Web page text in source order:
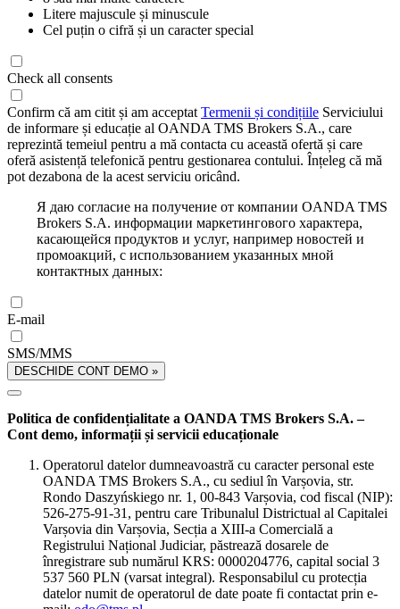
Litere majuscule și minuscule
Cel puțin o cifră și un caracter special
Check all consents
Confirm că am citit și am acceptat Termenii și condițiile Serviciului
de informare și educație al OANDA TMS Brokers S.A., care
reprezintă temeiul pentru a mă contacta cu această ofertă și care
oferă asistență telefonică pentru gestionarea contului. Înțeleg că mă
pot dezabona de la acest serviciu oricând.
Я даю согласие на получение от компании OANDA TMS
Brokers S.A. информации маркетингового характера,
касающейся продуктов и услуг, например новостей и
промоакций, с использованием указанных мной
контактных данных:
E-mail
SMS/MMS
DESCHIDE CONT DEMO »
Politica de confidențialitate a OANDA TMS Brokers S.A. –
Cont demo, informații și servicii educaționale
Operatorul datelor dumneavoastră cu caracter personal este
OANDA TMS Brokers S.A., cu sediul în Varșovia, str.
Rondo Daszyńskiego nr. 1, 00-843 Varșovia, cod fiscal (NIP):
526-275-91-31, pentru care Tribunalul Districtual al Capitalei
Varșovia din Varșovia, Secția a XIII-a Comercială a
Registrului Național Judiciar, păstrează dosarele de
înregistrare sub numărul KRS: 0000204776, capital social 3
537 560 PLN (varsat integral). Responsabilul cu protecția
datelor numit de operatorul de date poate fi contactat prin e-